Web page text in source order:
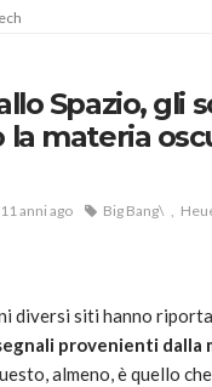
Spazio, gli
materia
11 anni ago Big Bang\
diversi siti hanno
provenienti dalla
almeno, è quello